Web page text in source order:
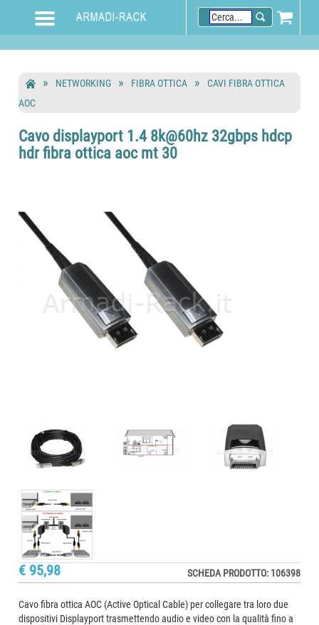
NETWORKING FIBRA OTTICA
CAVI FIBRA OTTICA
AOC
Cavo displayport 1.4 8k@60hz 32gbps hdcp
hdr fibra ottica aoc mt 30
€ 95,98 SCHEDA PRODOTTO: 106398
Cavo fibra ottica AOC (Active Optical Cable) per collegare tra loro due
dispositivi Displayport trasmettendo audio e video con la qualità fino a